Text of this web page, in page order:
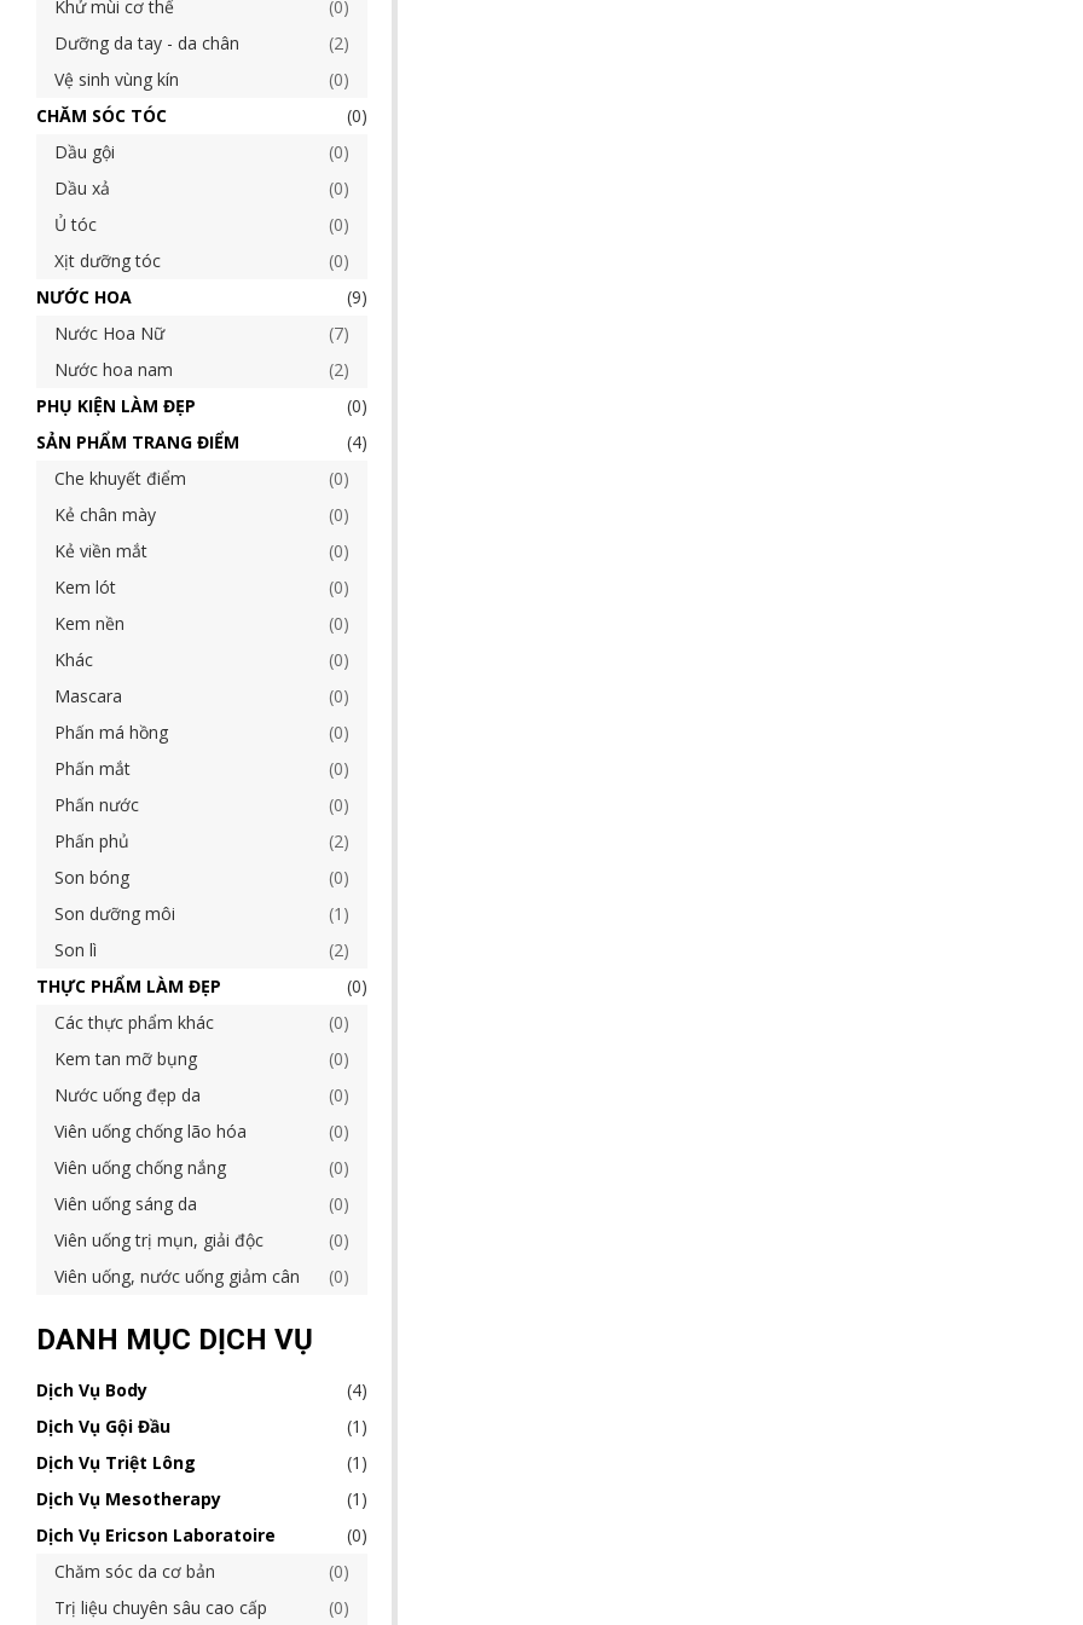
Khử mùi cơ thể
0
Dưỡng da tay - da chân
2
Vệ sinh vùng kín
0
CHĂM SÓC TÓC
0
Dầu gội
0
Dầu xả
0
Ủ tóc
0
Xịt dưỡng tóc
0
NƯỚC HOA
9
Nước Hoa Nữ
7
Nước hoa nam
2
PHỤ KIỆN LÀM ĐẸP
0
SẢN PHẨM TRANG ĐIỂM
4
Che khuyết điểm
0
Kẻ chân mày
0
Kẻ viền mắt
0
Kem lót
0
Kem nền
0
Khác
0
Mascara
0
Phấn má hồng
0
Phấn mắt
0
Phấn nước
0
Phấn phủ
2
Son bóng
0
Son dưỡng môi
1
Son lì
2
THỰC PHẨM LÀM ĐẸP
0
Các thực phẩm khác
0
Kem tan mỡ bụng
0
Nước uống đẹp da
0
Viên uống chống lão hóa
0
Viên uống chống nắng
0
Viên uống sáng da
0
Viên uống trị mụn, giải độc
0
Viên uống, nước uống giảm cân
0
DANH MỤC DỊCH VỤ
Dịch Vụ Body
4
Dịch Vụ Gội Đầu
1
Dịch Vụ Triệt Lông
1
Dịch Vụ Mesotherapy
1
Dịch Vụ Ericson Laboratoire
0
Chăm sóc da cơ bản
0
Trị liệu chuyên sâu cao cấp
0